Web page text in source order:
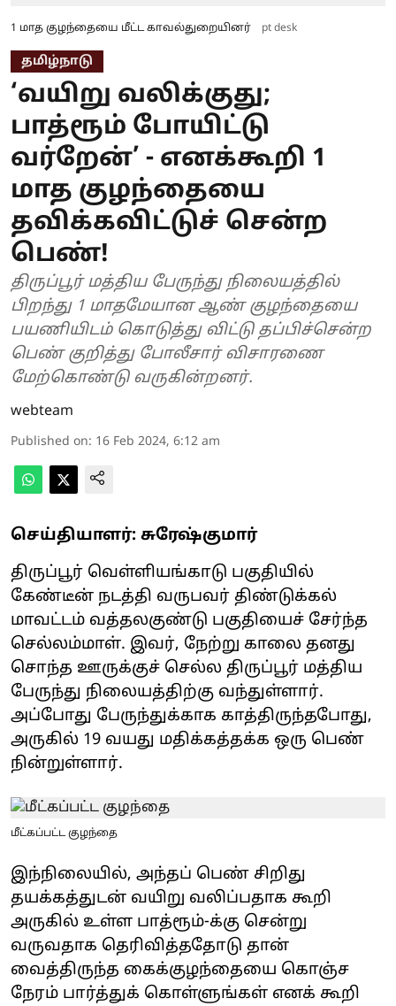
1 மாத குழந்தையை மீட்ட காவல்துறையினர் pt desk
தமிழ்நாடு
‘வயிறு வலிக்குது;
பாத்ரூம் போயிட்டு
வர்றேன்’ - எனக்கூறி 1
மாத குழந்தையை
தவிக்கவிட்டுச் சென்ற
பெண்!
திருப்பூர் மத்திய பேருந்து நிலையத்தில்
பிறந்து 1 மாதமேயான ஆண் குழந்தையை
பயணியிடம் கொடுத்து விட்டு தப்பிச்சென்ற
பெண் குறித்து போலீசார் விசாரணை
மேற்கொண்டு வருகின்றனர்.
webteam
Published on: 16 Feb 2024, 6:12 am
செய்தியாளர்: சுரேஷ்குமார்
திருப்பூர் வெள்ளியங்காடு பகுதியில்
கேண்டீன் நடத்தி வருபவர் திண்டுக்கல்
மாவட்டம் வத்தலகுண்டு பகுதியைச் சேர்ந்த
செல்லம்மாள். இவர், நேற்று காலை தனது
சொந்த ஊருக்குச் செல்ல திருப்பூர் மத்திய
பேருந்து நிலையத்திற்கு வந்துள்ளார்.
அப்போது பேருந்துக்காக காத்திருந்தபோது,
அருகில் 19 வயது மதிக்கத்தக்க ஒரு பெண்
நின்றுள்ளார்.
மீட்கப்பட்ட குழந்தை
இந்நிலையில், அந்தப் பெண் சிறிது
தயக்கத்துடன் வயிறு வலிப்பதாக கூறி
அருகில் உள்ள பாத்ரூம்-க்கு சென்று
வருவதாக தெரிவித்ததோடு தான்
வைத்திருந்த கைக்குழந்தையை கொஞ்ச
நேரம் பார்த்துக் கொள்ளுங்கள் எனக் கூறி